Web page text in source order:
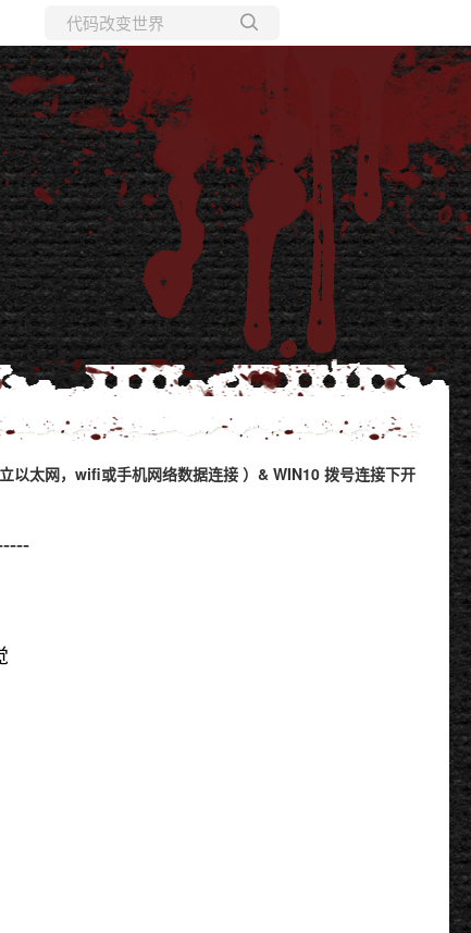
当前博客
以太网，wifi或手机网络数据连接 ）& WIN10 拨号连接下开